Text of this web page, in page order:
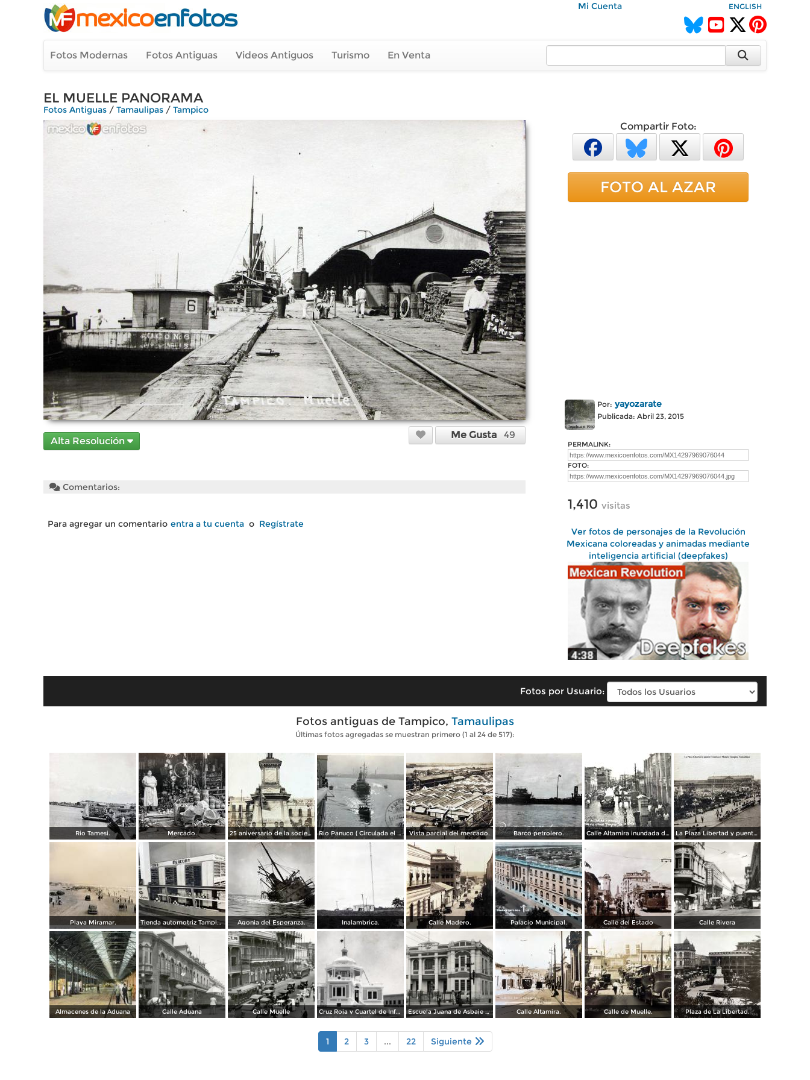
Mi Cuenta ENGLISH
Fotos Modernas Fotos Antiguas Videos Antiguos Turismo En Venta
EL MUELLE PANORAMA
Fotos Antiguas / Tamaulipas / Tampico
Alta Resolución
Me Gusta 49
Comentarios:
Para agregar un comentario entra a tu cuenta o Regístrate
Compartir Foto:
FOTO AL AZAR
Por: yayozarate
Publicada: Abril 23, 2015
PERMALINK:
FOTO:
1,410 visitas
Ver fotos de personajes de la Revolución
Mexicana coloreadas y animadas mediante
inteligencia artificial (deepfakes)
Fotos por Usuario:
Fotos antiguas de Tampico, Tamaulipas
Últimas fotos agregadas se muestran primero (1 al 24 de 517):
Rio Tamesi. Mercado. 25 aniversario de la sociedad mutua de artesanos de Benito Juarez ( Fechada el 2 de Octubre de 1910 ). Rio Panuco ( Circulada el 17 de Mayo de 1932 ). Vista parcial del mercado. Barco petrolero. Calle Altamira inundada despues del ciclon del 2 de Octubre de 1933. La Plaza Libertad y puente Francisco I Madero Tampico, Tamaulipas
Playa Miramar. Tienda automotriz Tampico, Tamaulipas ( Fechada el 25 de Junioo de 1951 ). Agonia del Esperanza. Inalambrica. Calle Madero. Palacio Municipal. Calle del Estado Calle Rivera
Almacenes de la Aduana Calle Aduana Calle Muelle Cruz Roja y Cuartel de Infantería Escuela Juana de Asbaje y Ramírez Calle Altamira. Calle de Muelle. Plaza de La Libertad.
1 2 3 ... 22 Siguiente